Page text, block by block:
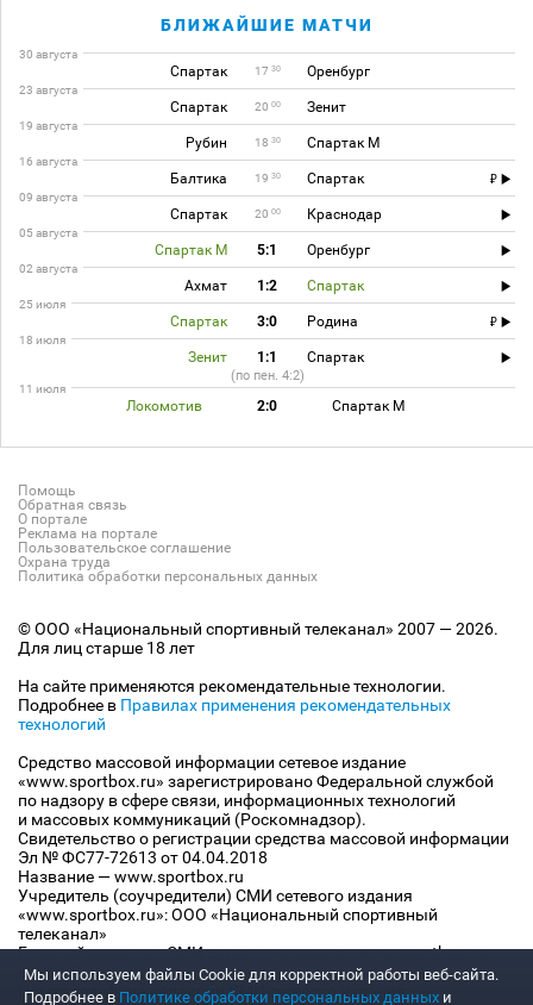
БЛИЖАЙШИЕ МАТЧИ
30 августа
Спартак 17 30 Оренбург
23 августа
Спартак 20 00 Зенит
19 августа
Рубин 18 30 Спартак М
16 августа
Балтика 19 30 Спартак
09 августа
Спартак 20 00 Краснодар
05 августа
Спартак М 5:1 Оренбург
02 августа
Ахмат 1:2 Спартак
25 июля
Спартак 3:0 Родина
18 июля
Зенит 1:1 Спартак
(по пен. 4:2)
11 июля
Локомотив 2:0 Спартак М
Помощь
Обратная связь
О портале
Реклама на портале
Пользовательское соглашение
Охрана труда
Политика обработки персональных данных
© ООО «Национальный спортивный телеканал» 2007 — 2026.
Для лиц старше 18 лет
На сайте применяются рекомендательные технологии.
Подробнее в Правилах применения рекомендательных
технологий
Средство массовой информации сетевое издание
«www.sportbox.ru» зарегистрировано Федеральной службой
по надзору в сфере связи, информационных технологий
и массовых коммуникаций (Роскомнадзор).
Свидетельство о регистрации средства массовой информации
Эл № ФС77-72613 от 04.04.2018
Название — www.sportbox.ru
Учредитель (соучредители) СМИ сетевого издания
«www.sportbox.ru»: ООО «Национальный спортивный
телеканал»
Главный редактор СМИ сетевого издания «www.sportbox.ru»:
Конов В.А.
Номер телефона редакции СМИ сетевого издания
Мы используем файлы Сookie для корректной работы веб-сайта.
Подробнее в Политике обработки персональных данных и